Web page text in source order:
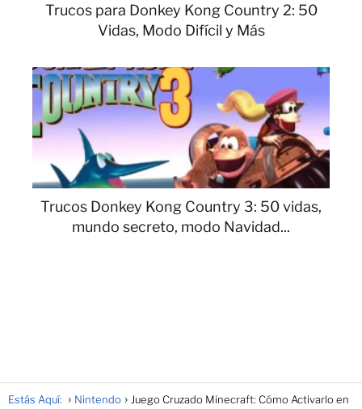
Trucos para Donkey Kong Country 2: 50
Vidas, Modo Difícil y Más
Trucos Donkey Kong Country 3: 50 vidas,
mundo secreto, modo Navidad...
Estás Aquí: Nintendo
Juego Cruzado Minecraft: Cómo Activarlo en